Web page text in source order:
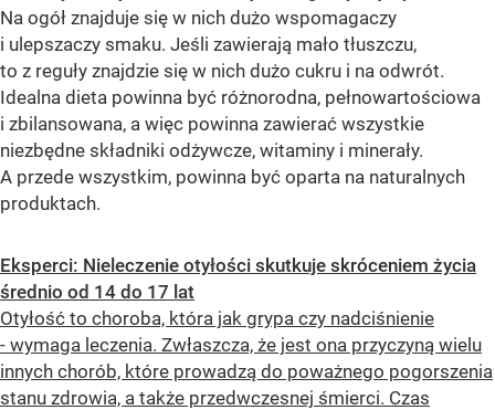
Na ogół znajduje się w nich dużo wspomagaczy
i ulepszaczy smaku. Jeśli zawierają mało tłuszczu,
to z reguły znajdzie się w nich dużo cukru i na odwrót.
Idealna dieta powinna być różnorodna, pełnowartościowa
i zbilansowana, a więc powinna zawierać wszystkie
niezbędne składniki odżywcze, witaminy i minerały.
A przede wszystkim, powinna być oparta na naturalnych
produktach.
Eksperci: Nieleczenie otyłości skutkuje skróceniem życia
średnio od 14 do 17 lat
Otyłość to choroba, która jak grypa czy nadciśnienie
- wymaga leczenia. Zwłaszcza, że jest ona przyczyną wielu
innych chorób, które prowadzą do poważnego pogorszenia
stanu zdrowia, a także przedwczesnej śmierci. Czas